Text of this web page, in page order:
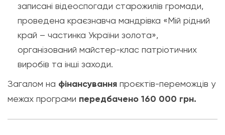
записані відеоспогади старожилів громади,
проведена краєзнавча мандрівка «Мій рідний
край – частинка України золота»,
організований майстер-клас патріотичних
виробів та інші заходи.
Загалом на фінансування проєктів-переможців у
межах програми передбачено 160 000 грн.